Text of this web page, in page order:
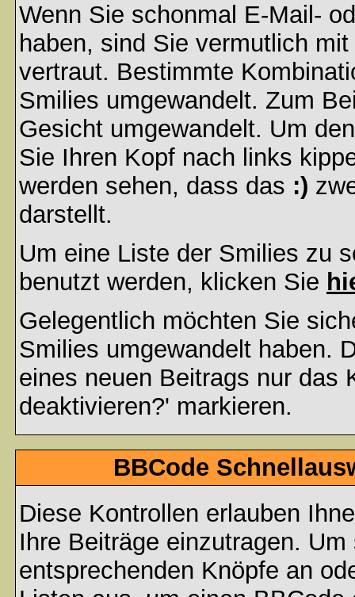
Wenn Sie schonmal E-Mail-
haben, sind Sie vermutlich
vertraut. Bestimmte
Smilies umgewandelt. Zum
Gesicht umgewandelt. Um
Sie Ihren Kopf nach links
werden sehen, dass das :)
darstellt.
Um eine Liste der Smilies zu
benutzt werden, klicken Sie
Gelegentlich möchten Sie
Smilies umgewandelt haben.
eines neuen Beitrags nur das
deaktivieren?' markieren.
BBCode
Diese Kontrollen erlauben
Ihre Beiträge einzutragen.
entsprechenden Knöpfe an